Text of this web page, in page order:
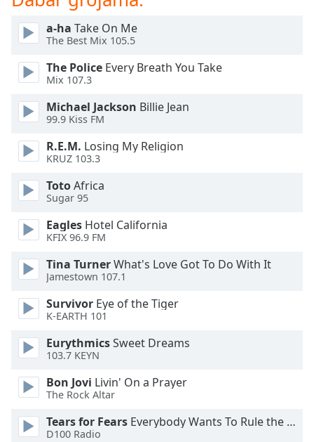
dialog
window.
cancel
close
window.
Color
Opacity
Background
Color
Opacity
Caption
Area
Background
Color
a-ha Take On Me
The Best Mix 105.5
The Police Every Breath You Take
Mix 107.3
Michael Jackson Billie Jean
99.9 Kiss FM
R.E.M. Losing My Religion
KRUZ 103.3
TotoAfrica
Sugar 95
Eagles Hotel California
KFIX 96.9 FM
Tina TurnerWhat's Love Got To Do With It
Jamestown 107.1
Survivor Eye of the Tiger
K-EARTH 101
EurythmicsSweet Dreams
103.7 KEYN
Bon Jovi Livin' On a Prayer
The Rock Altar
Tears for Fears Everybody Wants To Rule the World
D100 Radio